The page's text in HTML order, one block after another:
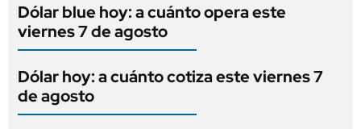
Dólar blue hoy: a cuánto opera este
viernes 7 de agosto
Dólar hoy: a cuánto cotiza este viernes 7
de agosto